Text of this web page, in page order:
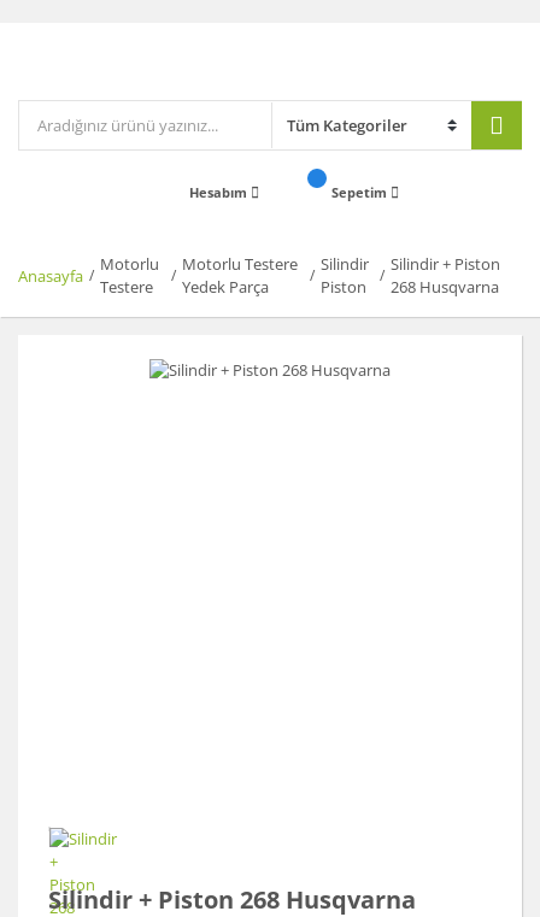
Hesabım Sepetim
Anasayfa
Motorlu
Testere
Motorlu Testere
Yedek Parça
Silindir
Piston
Silindir + Piston
268 Husqvarna
Silindir + Piston 268 Husqvarna